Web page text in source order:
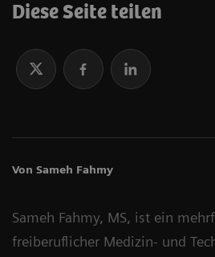
Diese Seite teilen
Von Sameh Fahmy
Sameh Fahmy, MS, ist ein
freiberuflicher Medizin- und